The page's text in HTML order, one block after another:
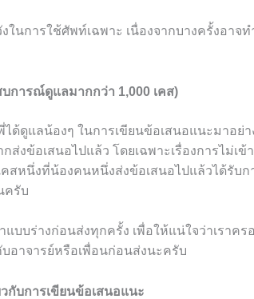
ในการใช้ศัพท์เฉพาะ เนื่องจากบางครั้งอาจ
การณ์ดูแลมากกว่า 1,000 เคส)
ด้ดูแลน้องๆ ในการเขียนข้อเสนอแนะมาอย่
ส่งข้อเสนอไปแล้ว โดยเฉพาะเรื่องการไม่เ
สหนึ่งที่น้องคนหนึ่งส่งข้อเสนอไปแล้วได้รับก
ครับ
บบร่างก่อนส่งทุกครั้ง เพื่อให้แน่ใจว่าเราค
อาจารย์หรือเพื่อนก่อนส่งนะครับ
กับการเขียนข้อเสนอแนะ